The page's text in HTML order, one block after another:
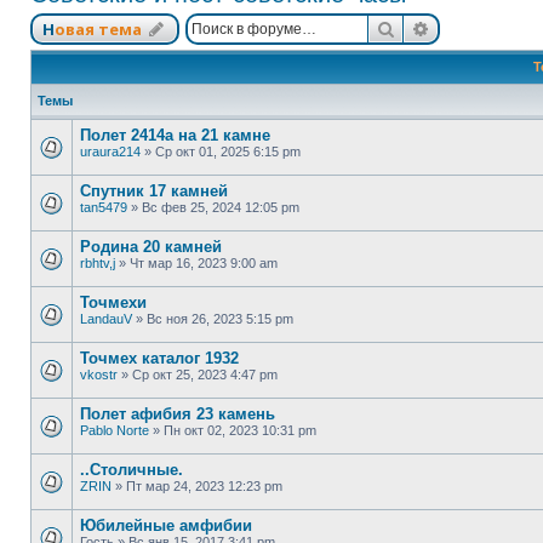
Новая тема Поиск
Темы
Полет 2414а на 21 камне
uraura214 » Ср окт 01, 2025 6:15 pm
Спутник 17 камней
tan5479 » Вс фев 25, 2024 12:05 pm
Родина 20 камней
rbhtv,j » Чт мар 16, 2023 9:00 am
Точмехи
LandauV» Вс ноя 26, 2023 5:15 pm
Точмех каталог 1932
vkostr » Ср окт 25, 2023 4:47 pm
Полет афибия 23 камень
Pablo Norte » Пн окт 02, 2023 10:31 pm
..Столичные.
ZRIN » Пт мар 24, 2023 12:23 pm
Юбилейные амфибии